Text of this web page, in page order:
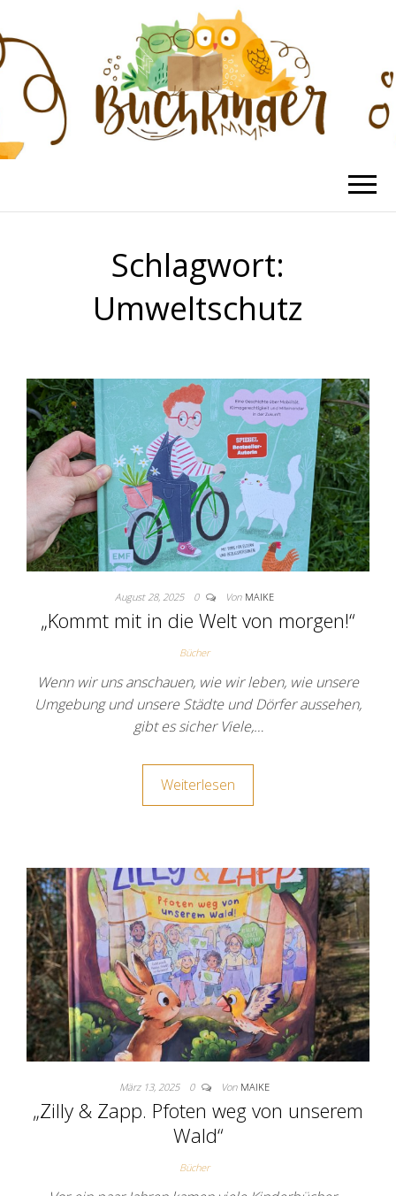
Die schönsten Kinderbücher
Schlagwort:
Umweltschutz
August 28, 2025 0 Von MAIKE
„Kommt mit in die Welt von morgen!“
Bücher
Wenn wir uns anschauen, wie wir leben, wie unsere
Umgebung und unsere Städte und Dörfer aussehen,
gibt es sicher Viele,…
Weiterlesen
März 13, 2025 0 Von MAIKE
„Zilly & Zapp. Pfoten weg von unserem
Wald“
Bücher